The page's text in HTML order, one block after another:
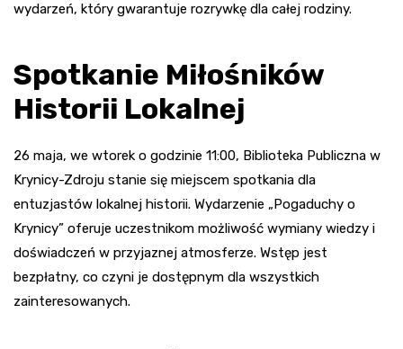
wydarzeń, który gwarantuje rozrywkę dla całej rodziny.
Spotkanie Miłośników
Historii Lokalnej
26 maja, we wtorek o godzinie 11:00, Biblioteka Publiczna w
Krynicy-Zdroju stanie się miejscem spotkania dla
entuzjastów lokalnej historii. Wydarzenie „Pogaduchy o
Krynicy” oferuje uczestnikom możliwość wymiany wiedzy i
doświadczeń w przyjaznej atmosferze. Wstęp jest
bezpłatny, co czyni je dostępnym dla wszystkich
zainteresowanych.